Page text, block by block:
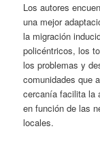
Los autores
una mejor
la migración
policéntricos, los
los problemas y
comunidades que
cercanía facilita la
en función de las
locales.